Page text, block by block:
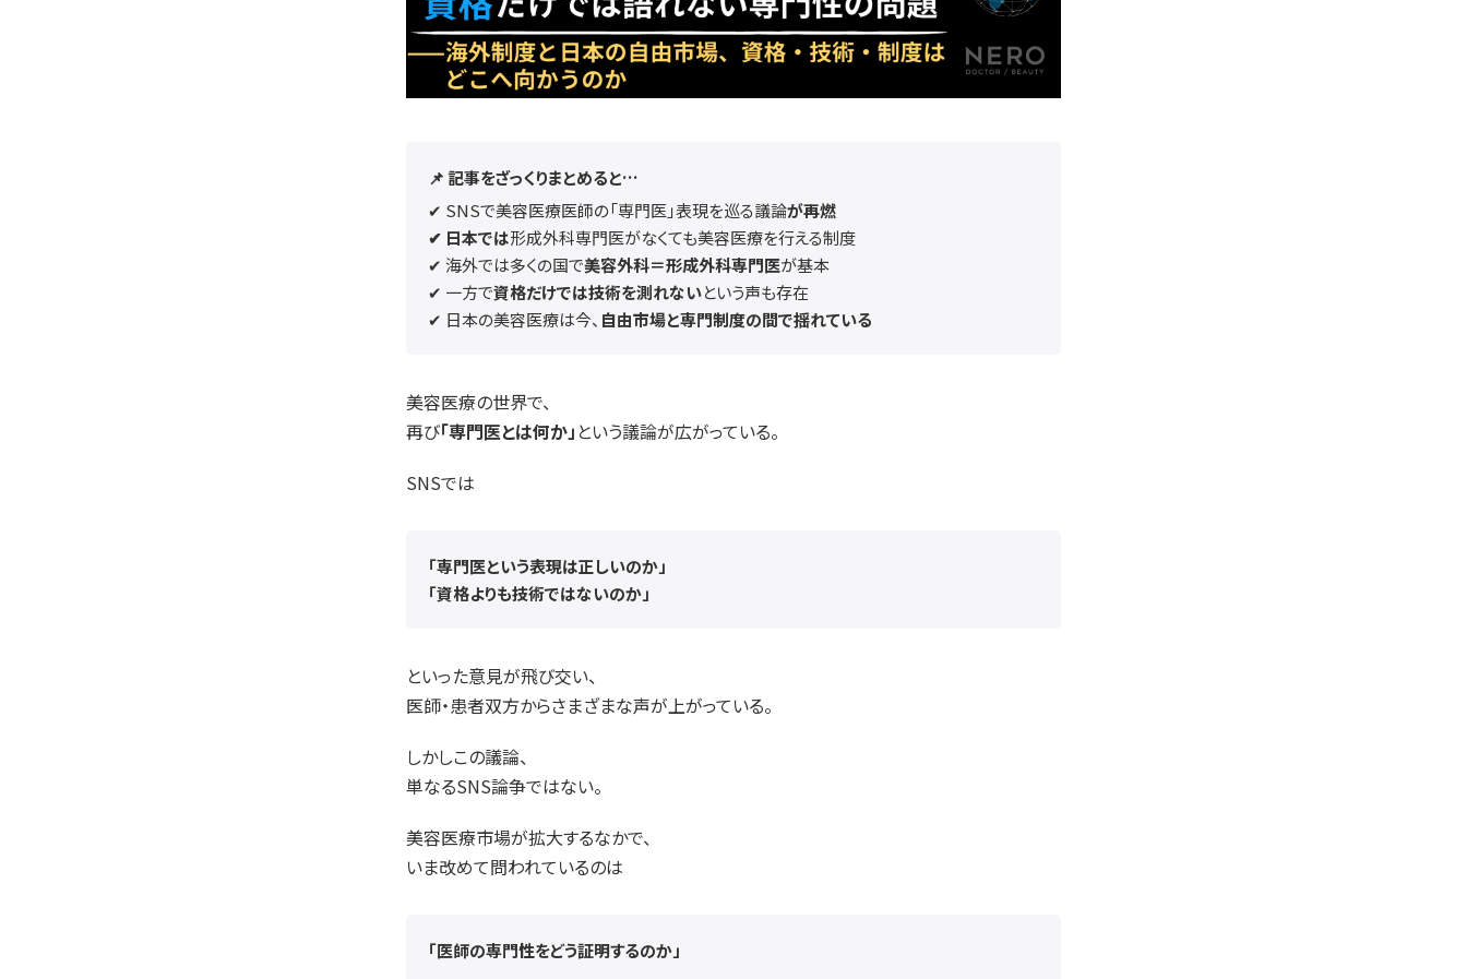
📌 記事をざっくりまとめると…
✔ SNSで美容医療医師の「専門医」表現を巡る議論が再燃
✔ 日本では形成外科専門医がなくても美容医療を行える制度
✔ 海外では多くの国で美容外科＝形成外科専門医が基本
✔ 一方で資格だけでは技術を測れないという声も存在
✔ 日本の美容医療は今、 自由市場と専門制度の間で揺れている
美容医療の世界で、
再び「専門医とは何か」 という議論が広がっている。
SNSでは
「専門医という表現は正しいのか」
「資格よりも技術ではないのか」
といった意見が飛び交い、
医師・患者双方からさまざまな声が上がっている。
しかしこの議論、
単なるSNS論争ではない。
美容医療市場が拡大するなかで、
いま改めて問われているのは
「医師の専門性をどう証明するのか」